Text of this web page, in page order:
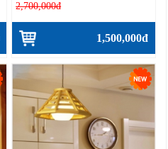
2,700,000đ
1,500,000đ